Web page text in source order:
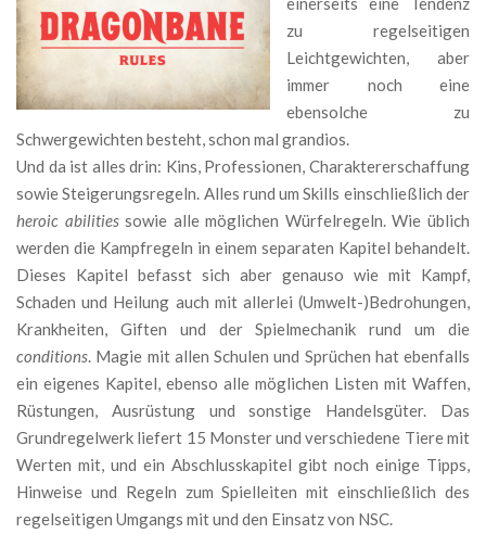
zu regelseitigen
Leichtgewichten, aber
immer noch eine
ebensolche zu
Schwergewichten besteht, schon mal grandios.
Und da ist alles drin: Kins, Professionen, Charaktererschaffung
sowie Steigerungsregeln. Alles rund um Skills einschließlich der
heroic abilitiessowie alle möglichen Würfelregeln. Wie üblich
werden die Kampfregeln in einem separaten Kapitel behandelt.
Dieses Kapitel befasst sich aber genauso wie mit Kampf,
Schaden und Heilung auch mit allerlei (Umwelt-)Bedrohungen,
Krankheiten, Giften und der Spielmechanik rund um die
conditions . Magie mit allen Schulen und Sprüchen hat ebenfalls
ein eigenes Kapitel, ebenso alle möglichen Listen mit Waffen,
Rüstungen, Ausrüstung und sonstige Handelsgüter. Das
Grundregelwerk liefert 15 Monster und verschiedene Tiere mit
Werten mit, und ein Abschlusskapitel gibt noch einige Tipps,
Hinweise und Regeln zum Spielleiten mit einschließlich des
regelseitigen Umgangs mit und den Einsatz von NSC.